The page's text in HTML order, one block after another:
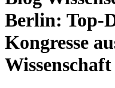
Berlin: Top-
Kongresse
Wissenschaft